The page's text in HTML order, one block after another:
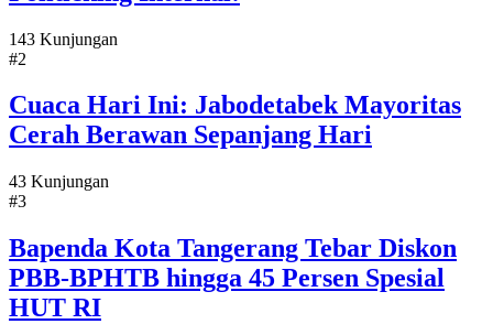
143 Kunjungan
#2
Cuaca Hari Ini: Jabodetabek Mayoritas
Cerah Berawan Sepanjang Hari
43 Kunjungan
#3
Bapenda Kota Tangerang Tebar Diskon
PBB-BPHTB hingga 45 Persen Spesial
HUT RI